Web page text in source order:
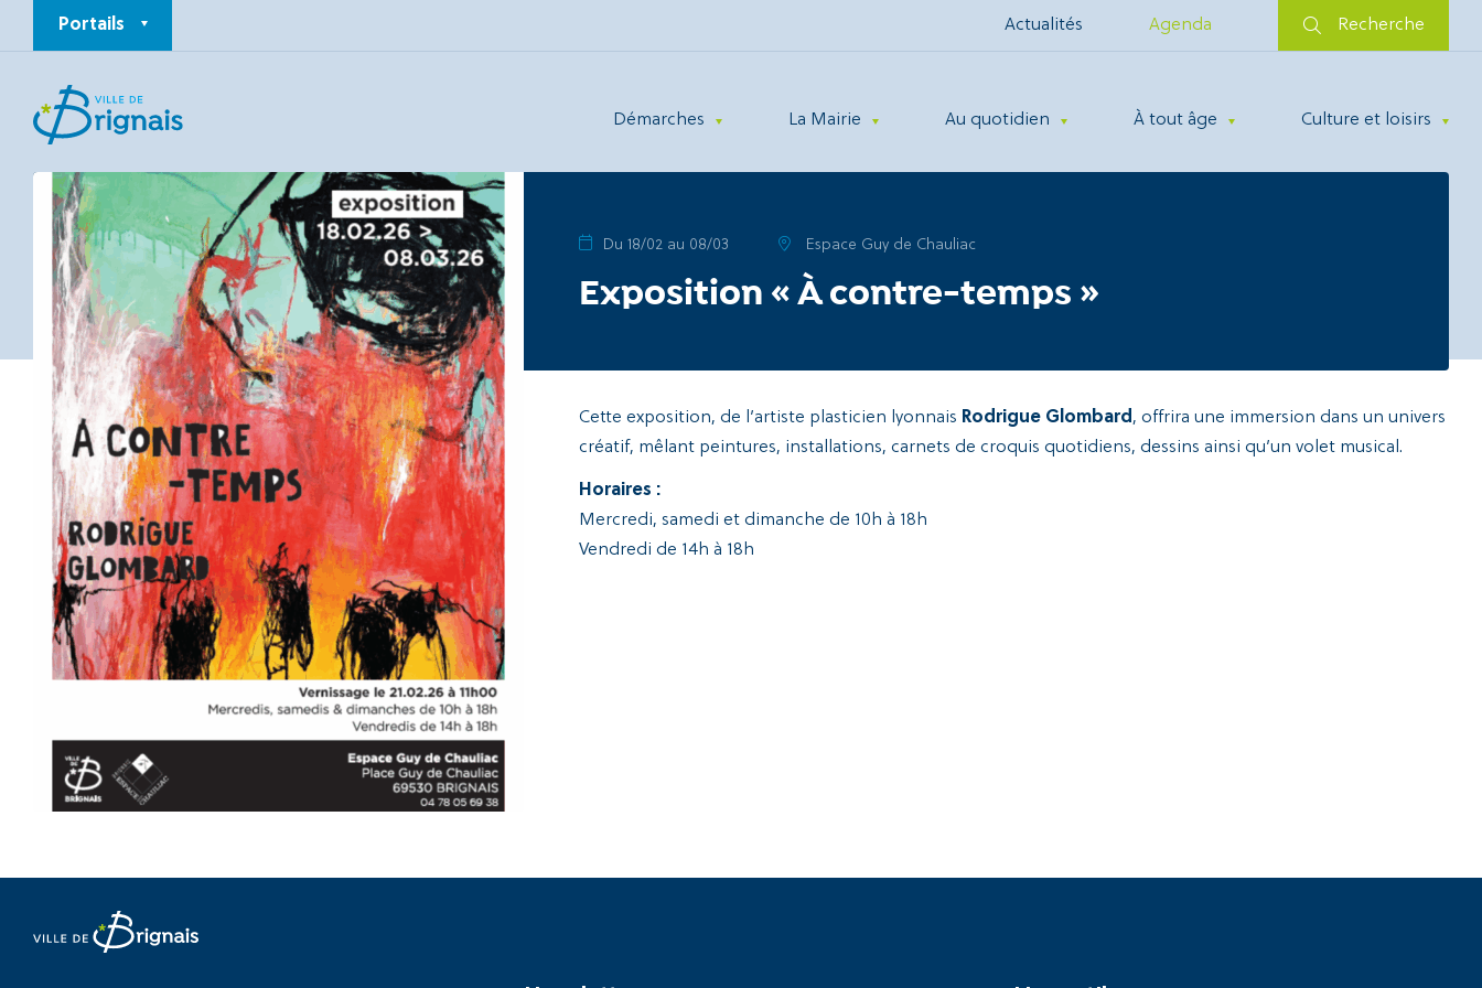
Portails Actualités Agenda Recherche
Démarches La Mairie Au quotidien À tout âge Culture et loisirs
Du 18/02 au 08/03 Espace Guy de Chauliac
Exposition « À contre-temps »
Cette exposition, de l’artiste plasticien lyonnais Rodrigue Glombard, offrira une immersion dans un univers
créatif, mêlant peintures, installations, carnets de croquis quotidiens, dessins ainsi qu’un volet musical.
Horaires :
Mercredi, samedi et dimanche de 10h à 18h
Vendredi de 14h à 18h